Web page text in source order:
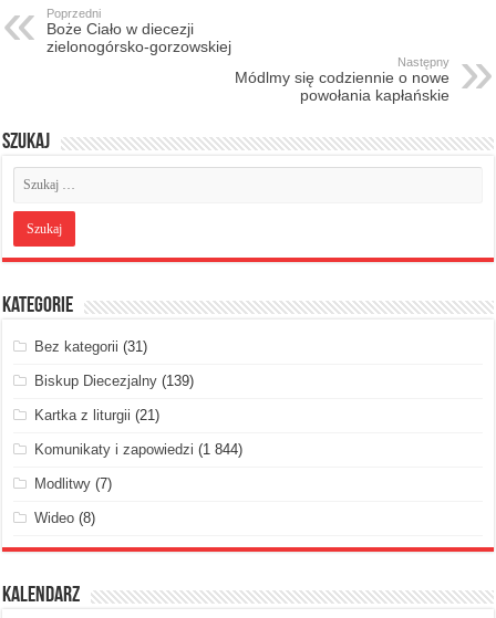
Poprzedni
Boże Ciało w diecezji
zielonogórsko-gorzowskiej
Następny
Módlmy się codziennie o nowe
powołania kapłańskie
Szukaj
Kategorie
Bez kategorii (31)
Biskup Diecezjalny (139)
Kartka z liturgii (21)
Komunikaty i zapowiedzi (1 844)
Modlitwy (7)
Wideo (8)
Kalendarz